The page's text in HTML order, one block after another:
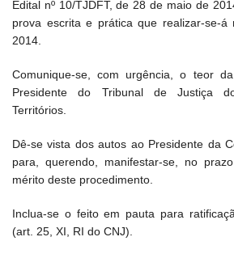
Edital nº 10/TJDFT, de 28 de maio de
prova escrita e prática que realizar-se-
2014.
Comunique-se, com urgência, o teor
Presidente do Tribunal de Justiça
Territórios.
Dê-se vista dos autos ao Presidente da
para, querendo, manifestar-se, no
mérito deste procedimento.
Inclua-se o feito em pauta para
(art. 25, XI, RI do CNJ).